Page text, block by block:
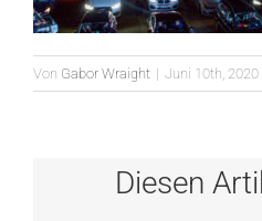
Von Gabor Wraight | Juni 10th, 2020
Diesen